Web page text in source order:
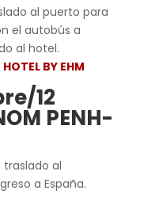
al puerto para
el autobús a
al hotel.
BY EHM
12
PENH-
al
a España.